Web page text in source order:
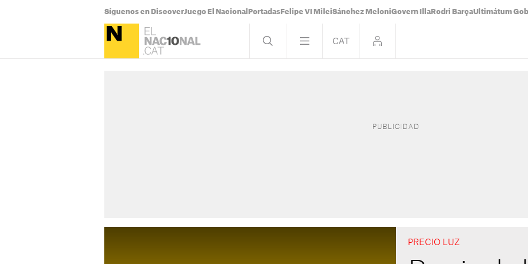
Síguenos en DiscoverJuego El Nacional Portadas Felipe VI MileiSánchez MeloniGovern Illa Rodri BarçaUltimátum
PRECIO LUZ